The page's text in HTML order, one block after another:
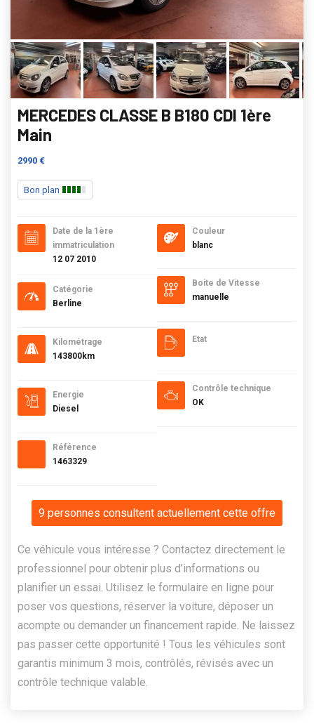
MERCEDES CLASSE B B180 CDI 1ère
Main
2990 €
Bon plan
Date de la 1ère
immatriculation
12 07 2010
Catégorie
Berline
Kilométrage
143800km
Energie
Diesel
Référence
1463329
Couleur
blanc
Boite de Vitesse
manuelle
Etat
Contrôle technique
OK
9 personnes consultent actuellement cette offre
Ce véhicule vous intéresse ? Contactez directement le
professionnel pour obtenir plus d’informations ou
planifier un essai. Utilisez le formulaire en ligne pour
poser vos questions, réserver la voiture, déposer un
acompte ou demander un financement rapide. Ne laissez
pas passer cette opportunité ! Tous les véhicules sont
garantis minimum 3 mois, contrôlés, révisés avec un
contrôle technique valable.